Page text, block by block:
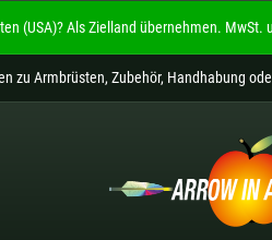
Willkommen bei
Die besten
Bitte wählen Sie Ihre
Deutsch (DE)
(USA)?Als Zielland übernehmen. MwSt.
zu Armbrüsten, Zubehör, Handhabung